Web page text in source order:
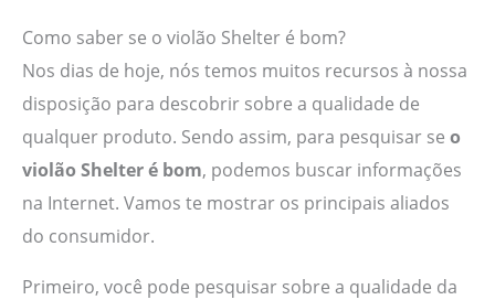
Como saber se o violão Shelter é bom?
Nos dias de hoje, nós temos muitos recursos à nossa
disposição para descobrir sobre a qualidade de
qualquer produto. Sendo assim, para pesquisar se o
violão Shelter é bom, podemos buscar informações
na Internet. Vamos te mostrar os principais aliados
do consumidor.
Primeiro, você pode pesquisar sobre a qualidade da